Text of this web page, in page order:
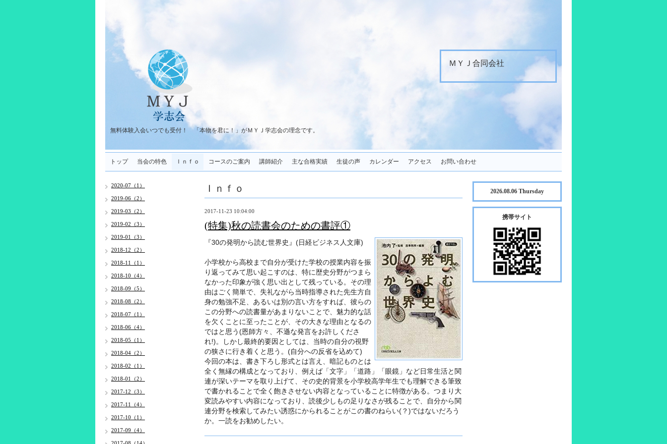
ＭＹＪ合同会社
無料体験入会いつでも受付！ 「本物を君に！」がＭＹＪ学志会の理念です。
トップ 当会の特色 Ｉｎｆｏ コースのご案内 講師紹介 主な合格実績 生徒の声 カレンダー アクセス お問い合わせ
Ｉｎｆｏ
2017-11-23 10:04:00
(特集)秋の読書会のための書評①
『30の発明から読む世界史』(日経ビジネス人文庫)
小学校から高校まで自分が受けた学校の授業内容を振
り返ってみて思い起こすのは、 特に歴史分野がつまら
なかった印象が強く思い出として残っている 。その理
由はごく簡単で、 失礼ながら当時指導された先生方自
身の勉強不足、 あるいは別の言い方をすれば、 彼らの
この分野への読書量があまりないことで、 魅力的な話
を欠くことに至ったことが、 その大きな理由となるの
ではと思う(恩師方々、 不遜な発言をお許しくださ
れ!)。しかし最終的要因としては、 当時の自分の視野
の狭さに行き着くと思う。(自分への反省を込めて)
今回の本は、書き下ろし形式とは言え、 暗記ものとは
全く無縁の構成となっており、例えば「文字」「道路」「眼鏡」など日常生活と関
連が深いテーマを取り上げて、 その史的背景を小学校高学年生でも理解できる筆致
で書かれること で全く飽きさせない内容となっていることに特徴がある。 つまり大
変読みやすい内容になっており、 読後少しもの足りなさが残ることで、
自分から関
連分野を検索してみたい誘惑にかられることがこの書のねらい(？)ではないだろう
か。一読をお勧めしたい。
2020-07（1）
2019-06（2）
2019-03（2）
2019-02（3）
2019-01（3）
2018-12（2）
2018-11（1）
2018-10（4）
2018-09（5）
2018-08（2）
2018-07（1）
2018-06（4）
2018-05（1）
2018-04（2）
2018-02（1）
2018-01（2）
2017-12（3）
2017-11（4）
2017-10（1）
2017-09（4）
2026.08.06 Thursday
携帯サイト